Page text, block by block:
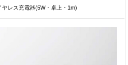
レス充電器(5W・卓上・1m)